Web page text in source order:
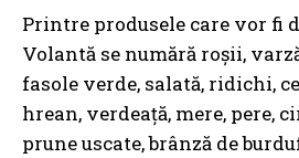
Printre produsele care vor fi
Volantă se numără roșii,
fasole verde, salată, ridichi,
hrean, verdeață, mere, pere,
prune uscate, brânză de